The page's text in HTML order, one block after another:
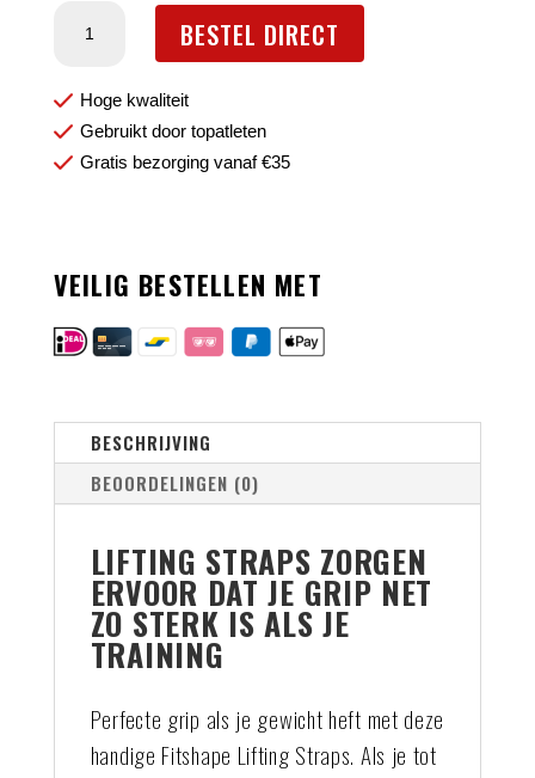
aantal
BESTEL DIRECT
Hoge kwaliteit
Gebruikt door topatleten
Gratis bezorging vanaf €35
VEILIG BESTELLEN MET
BESCHRIJVING
BEOORDELINGEN (0)
LIFTING STRAPS ZORGEN
ERVOOR DAT JE GRIP NET
ZO STERK IS ALS JE
TRAINING
Perfecte grip als je gewicht heft met deze
handige Fitshape Lifting Straps. Als je tot